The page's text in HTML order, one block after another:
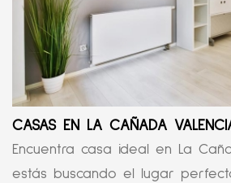
CASAS EN LA CAÑADA
Encuentra casa ideal en La
estás buscando el lugar